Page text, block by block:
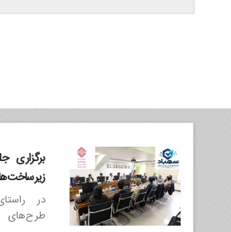
تأمین اجتماعی برگزار شد.
بازرسی
در
طرح‌های